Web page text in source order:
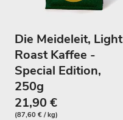
Die Meideleit, Light
Roast Kaffee -
Special Edition,
250g
21,90 €
(87,60 € / kg)